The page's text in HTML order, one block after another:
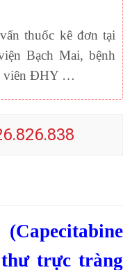
thuốc kê đơn tại
Bạch Mai, bệnh
viên ĐHY …
trực tràng